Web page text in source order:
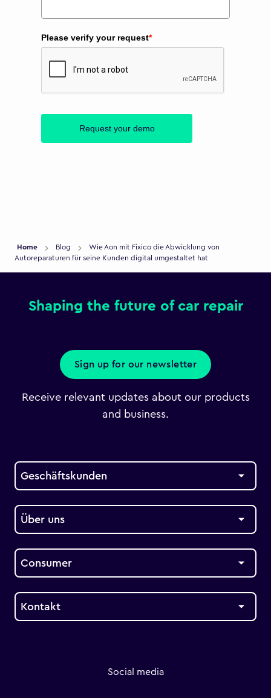
Please verify your request*
Request your demo
Home Blog
Wie Aon mit Fixico die Abwicklung von
Autoreparaturen für seine Kunden digital umgestaltet hat
Shaping the future of car repair
Sign up for our newsletter
Receive relevant updates about our products
and business.
Geschäftskunden
Über uns
Consumer
Kontakt
Social media